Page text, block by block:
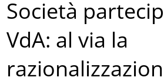
Società
VdA: al via la